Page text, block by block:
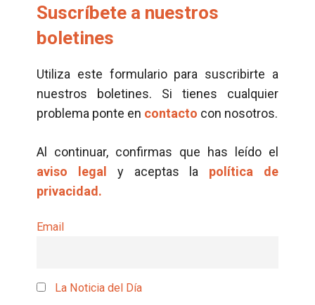
Suscríbete a nuestros
boletines
Utiliza este formulario para suscribirte a
nuestros boletines. Si tienes cualquier
problema ponte en contacto con nosotros.
Al continuar, confirmas que has leído el
aviso legal
y aceptas la política de
privacidad.
Email
La Noticia del Día